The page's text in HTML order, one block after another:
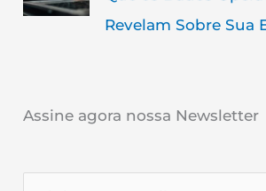
Revelam Sobre Sua
Assine agora nossa Newsletter